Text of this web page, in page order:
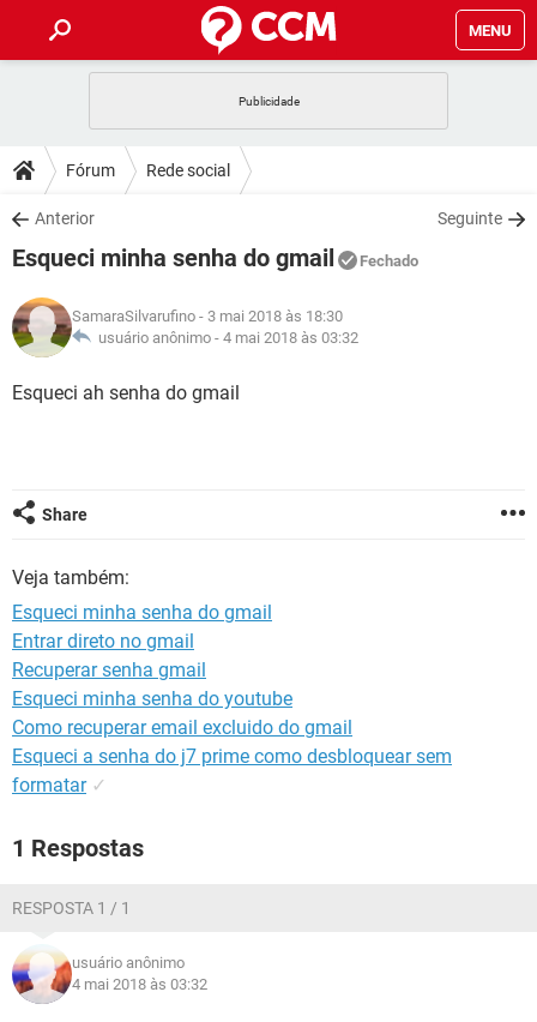
MENU
CELULAR
OUTLOOK
INSTAGRAM GMAIL
GUIA DE COMPRAS
DICAS
JOGOS
INSTAGRAM GMAIL
GUIA DE COMPRAS
DOWNLOADS
JOGOS WHATSAPP
CELULAR
OUTLOOK EXCEL
INSTAGRAM
FÓRUM
JOGOS WHATSAPP
CELULAR
OUTLOOK
GLOSSÁRIO
INSTAGRAM
Fórum Rede social
Anterior Seguinte
Esqueci minha senha do gmail Fechado
SamaraSilvarufino - 3 mai 2018 às 18:30
usuário anônimo - 4 mai 2018 às 03:32
Esqueci ah senha do gmail
Share
Veja também:
Esqueci minha senha do gmail
Entrar direto no gmail
Recuperar senha gmail
Esqueci minha senha do youtube
Como recuperar email excluido do gmail
Esqueci a senha do j7 prime como desbloquear sem
formatar ✓
1 Respostas
RESPOSTA 1 / 1
usuário anônimo
4 mai 2018 às 03:32